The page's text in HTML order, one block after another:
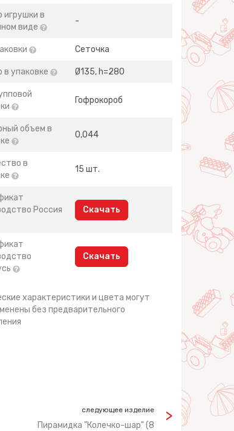
игрушки в
виде
-
Сеточка
в упаковке Ø135, h=280
Гофрокороб
объем в
0,044
в
15 шт.
Россия
Скачать
Скачать
характеристики и цвета могут
без предварительного
следующее изделие
Пирамидка "Колечко-шар" (8